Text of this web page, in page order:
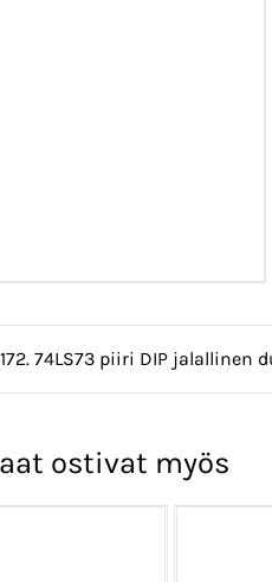
74LS73 piiri DIP
ostivat myös